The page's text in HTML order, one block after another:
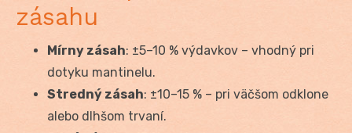
zásahu
Mírny zásah: ±5–10 % výdavkov – vhodný pri
dotyku mantinelu.
Stredný zásah: ±10–15 % – pri väčšom odklone
alebo dlhšom trvaní.